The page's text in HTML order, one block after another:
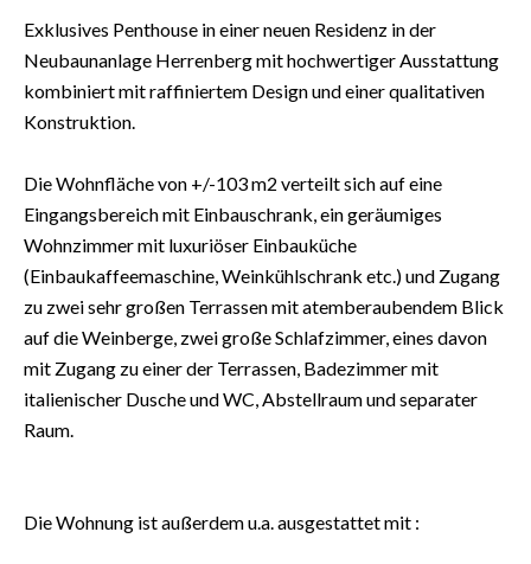
Exklusives Penthouse in einer neuen Residenz in der
Neubaunanlage Herrenberg mit hochwertiger Ausstattung
kombiniert mit raffiniertem Design und einer qualitativen
Konstruktion.
Die Wohnfläche von +/-103 m2 verteilt sich auf eine
Eingangsbereich mit Einbauschrank, ein geräumiges
Wohnzimmer mit luxuriöser Einbauküche
(Einbaukaffeemaschine, Weinkühlschrank etc.) und Zugang
zu zwei sehr großen Terrassen mit atemberaubendem Blick
auf die Weinberge, zwei große Schlafzimmer, eines davon
mit Zugang zu einer der Terrassen, Badezimmer mit
italienischer Dusche und WC, Abstellraum und separater
Raum.
Die Wohnung ist außerdem u.a. ausgestattet mit :